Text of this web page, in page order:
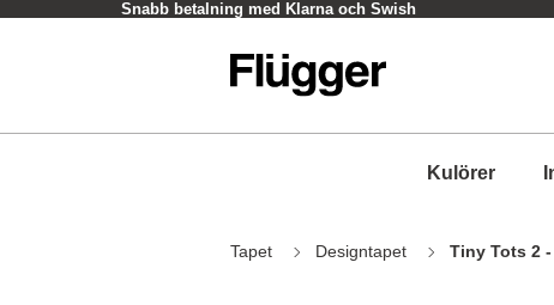
Snabb betalning med Klarna och Swish
Kulörer
Tapet Designtapet Tiny Tots 2 -